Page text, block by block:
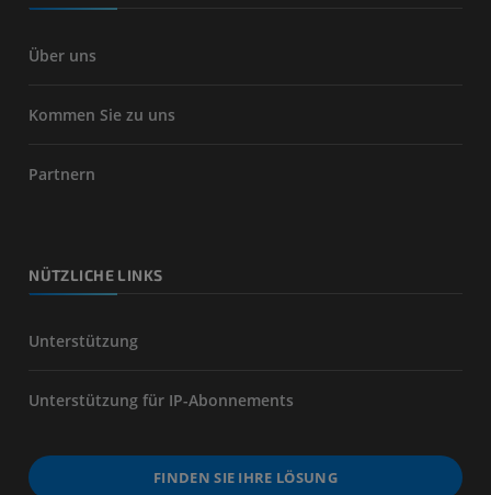
Über uns
Kommen Sie zu uns
Partnern
NÜTZLICHE LINKS
Unterstützung
Unterstützung für IP-Abonnements
FINDEN SIE IHRE LÖSUNG